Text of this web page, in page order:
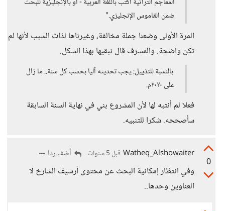
ضمن القاموس الإنجليزي."
المرة الأولى وضعنا جملة مخالفة، وغيرناها لذات السبب لأنها لم
تكن واضحة. والمشرف قال نبقيها بهذا الشكل.
بالنسبة للتذييل: يجب تحديثه آليا بحسب كل سنة.. ما زال
على ٢٠٢٠م.
فعلا لم أنتبه لها لأن المشروع بني في نهاية السنة السابقة
سأصححه. شكرا للتنبيه.
0
Watheq_Alshowaiter قبل 5 سنوات أضف ردا
وفي انتظار إمكانية البحث عن محتوى أرشيف الشارخ لا
العناوين وحدها..